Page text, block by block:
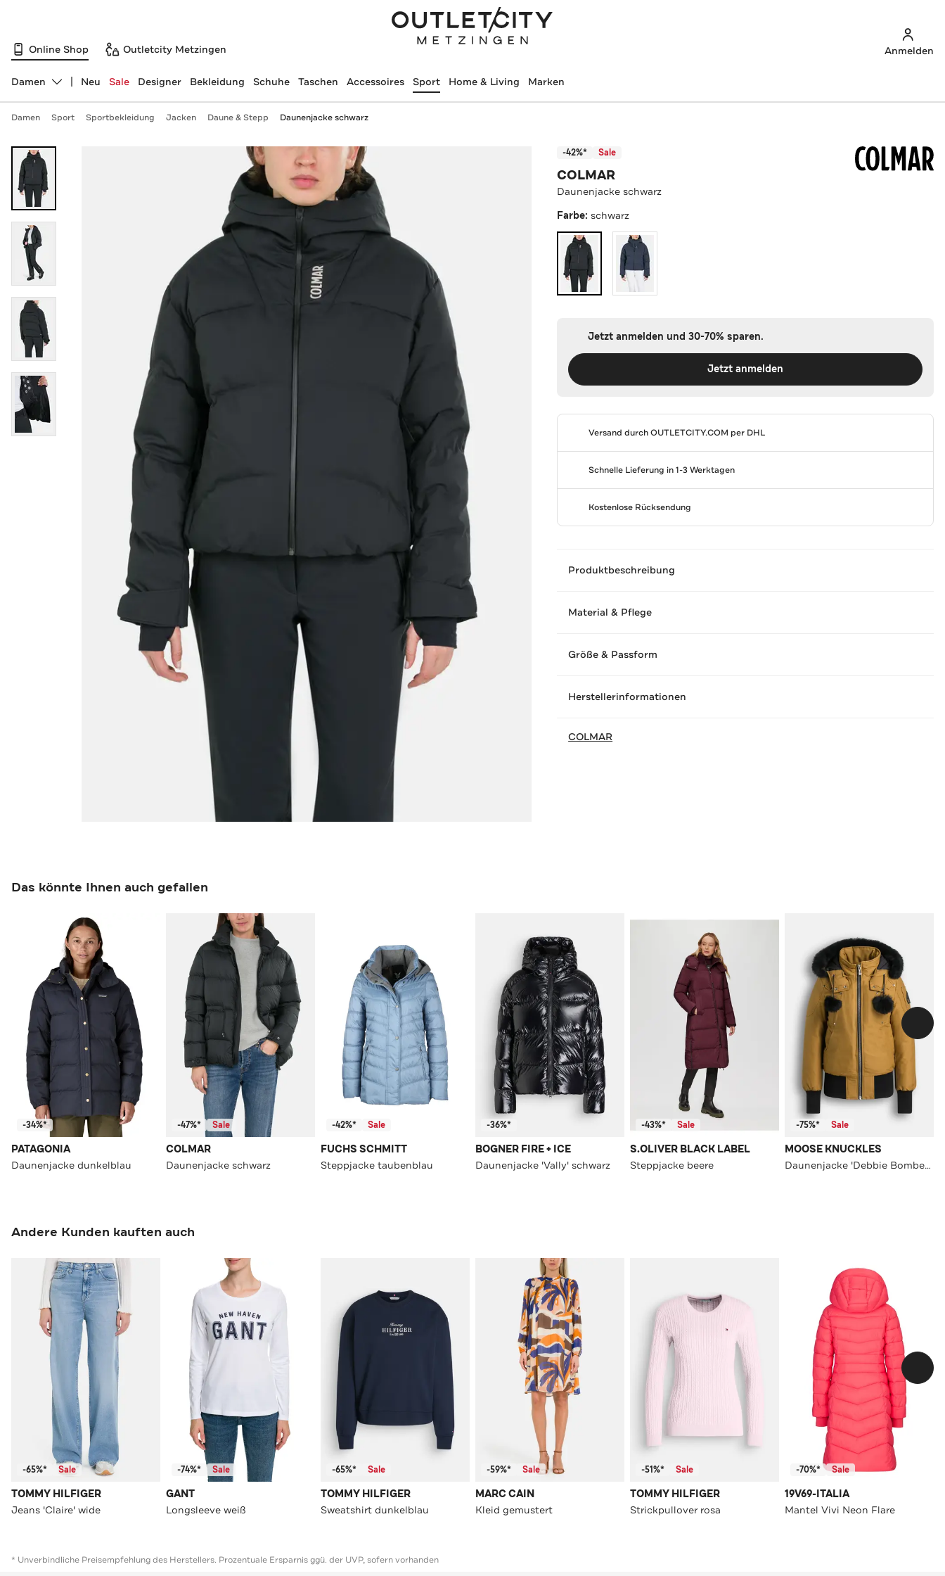
Online Shop Outletcity Metzingen Anmelden
Abteilung ändern, ausgewählt:
Damen Neu Sale Designer Bekleidung Schuhe Taschen Accessoires Sport Home & Living Marken
Damen Sport Sportbekleidung Jacken Daune & Stepp Daunenjacke schwarz
-42%* Sale
COLMAR
Daunenjacke schwarz
Farbe: schwarz
Jetzt anmelden und 30-70% sparen.
Jetzt anmelden
Versand durchOUTLETCITY.COM per DHL
Schnelle Lieferung in 1-3 Werktagen
Kostenlose Rücksendung
Produktbeschreibung
Material & Pflege
Größe & Passform
Herstellerinformationen
COLMAR
Das könnte Ihnen auch gefallen
-34%*
PATAGONIA
Daunenjacke dunkelblau
-47%* Sale
COLMAR
Daunenjacke schwarz
-42%* Sale
FUCHS SCHMITT
Steppjacke taubenblau
-36%*
BOGNER FIRE + ICE
Daunenjacke 'Vally' schwarz
-43%* Sale
S.OLIVER BLACK LABEL
Steppjacke beere
-75%* Sale
MOOSE KNUCKLES
Daunenjacke 'Debbie Bomber' ocker
Andere Kunden kauften auch
-65%* Sale
TOMMY HILFIGER
Jeans 'Claire' wide
-74%* Sale
GANT
Longsleeve weiß
-65%* Sale
TOMMY HILFIGER
Sweatshirt dunkelblau
-59%* Sale
MARC CAIN
Kleid gemustert
-51%* Sale
TOMMY HILFIGER
Strickpullover rosa
-70%* Sale
19V69-ITALIA
Mantel Vivi Neon Flare
* Unverbindliche Preisempfehlung des Herstellers. Prozentuale Ersparnis ggü. der UVP, sofern vorhanden